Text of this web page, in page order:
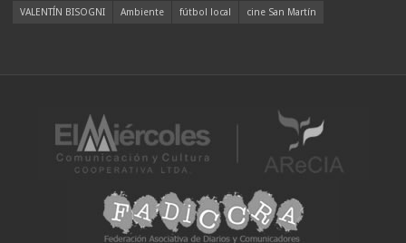
VALENTÍN BISOGNI
Ambiente fútbol local cine San Martín